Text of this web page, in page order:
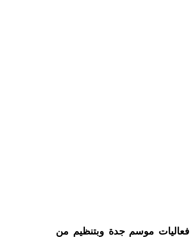
غنائي ضخم في جدة يوم 31 يوليو، وذلك ضمن فعاليات موسم جدة وبتنظيم من